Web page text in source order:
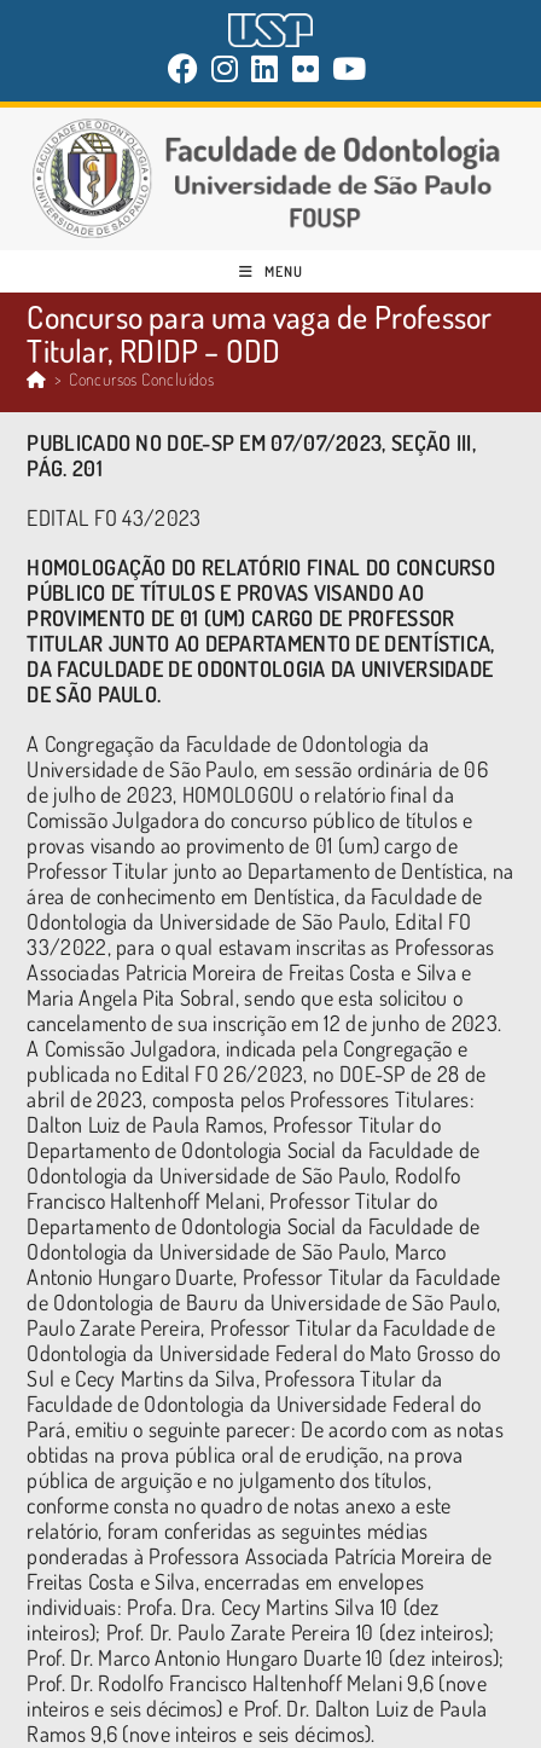
MENU
Concurso para uma vaga de Professor
Titular, RDIDP – ODD
> Concursos Concluídos
PUBLICADO NO DOE-SP EM 07/07/2023, SEÇÃO III,
PÁG. 201
EDITAL FO 43/2023
HOMOLOGAÇÃO DO RELATÓRIO FINAL DO CONCURSO
PÚBLICO DE TÍTULOS E PROVAS VISANDO AO
PROVIMENTO DE 01 (UM) CARGO DE PROFESSOR
TITULAR JUNTO AO DEPARTAMENTO DE DENTÍSTICA,
DA FACULDADE DE ODONTOLOGIA DA UNIVERSIDADE
DE SÃO PAULO.
A Congregação da Faculdade de Odontologia da
Universidade de São Paulo, em sessão ordinária de 06
de julho de 2023, HOMOLOGOU o relatório final da
Comissão Julgadora do concurso público de títulos e
provas visando ao provimento de 01 (um) cargo de
Professor Titular junto ao Departamento de Dentística, na
área de conhecimento em Dentística, da Faculdade de
Odontologia da Universidade de São Paulo, Edital FO
33/2022, para o qual estavam inscritas as Professoras
Associadas Patricia Moreira de Freitas Costa e Silva e
Maria Angela Pita Sobral, sendo que esta solicitou o
cancelamento de sua inscrição em 12 de junho de 2023.
A Comissão Julgadora, indicada pela Congregação e
publicada no Edital FO 26/2023, no DOE-SP de 28 de
abril de 2023, composta pelos Professores Titulares:
Dalton Luiz de Paula Ramos, Professor Titular do
Departamento de Odontologia Social da Faculdade de
Odontologia da Universidade de São Paulo, Rodolfo
Francisco Haltenhoff Melani, Professor Titular do
Departamento de Odontologia Social da Faculdade de
Odontologia da Universidade de São Paulo, Marco
Antonio Hungaro Duarte, Professor Titular da Faculdade
de Odontologia de Bauru da Universidade de São Paulo,
Paulo Zarate Pereira, Professor Titular da Faculdade de
Odontologia da Universidade Federal do Mato Grosso do
Sul e Cecy Martins da Silva, Professora Titular da
Faculdade de Odontologia da Universidade Federal do
Pará, emitiu o seguinte parecer: De acordo com as notas
obtidas na prova pública oral de erudição, na prova
pública de arguição e no julgamento dos títulos,
conforme consta no quadro de notas anexo a este
relatório, foram conferidas as seguintes médias
ponderadas à Professora Associada Patrícia Moreira de
Freitas Costa e Silva, encerradas em envelopes
individuais: Profa. Dra. Cecy Martins Silva 10 (dez
inteiros); Prof. Dr. Paulo Zarate Pereira 10 (dez inteiros);
Prof. Dr. Marco Antonio Hungaro Duarte 10 (dez inteiros);
Prof. Dr. Rodolfo Francisco Haltenhoff Melani 9,6 (nove
inteiros e seis décimos) e Prof. Dr. Dalton Luiz de Paula
Ramos 9,6 (nove inteiros e seis décimos).